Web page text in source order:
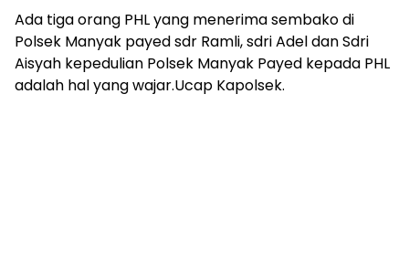
Ada tiga orang PHL yang menerima sembako di
Polsek Manyak payed sdr Ramli, sdri Adel dan Sdri
Aisyah kepedulian Polsek Manyak Payed kepada PHL
adalah hal yang wajar.Ucap Kapolsek.